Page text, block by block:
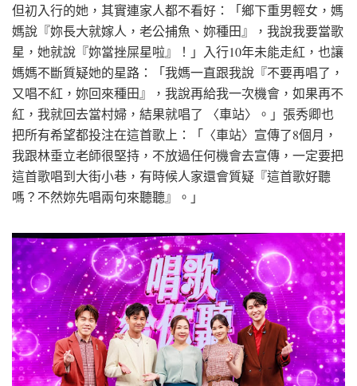
但初入行的她，其實連家人都不看好：「鄉下重男輕女，媽
媽說『妳長大就嫁人，老公捕魚、妳種田』，我說我要當歌
星，她就說『妳當挫屎星啦』！」入行10年未能走紅，也讓
媽媽不斷質疑她的星路：「我媽一直跟我說『不要再唱了，
又唱不紅，妳回來種田』，我說再給我一次機會，如果再不
紅，我就回去當村婦，結果就唱了 〈車站〉。」張秀卿也
把所有希望都投注在這首歌上：「〈車站〉宣傳了8個月，
我跟林垂立老師很堅持，不放過任何機會去宣傳，一定要把
這首歌唱到大街小巷，有時候人家還會質疑『這首歌好聽
嗎？不然妳先唱兩句來聽聽』。」